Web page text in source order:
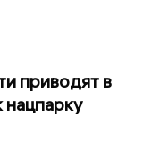
приводят в